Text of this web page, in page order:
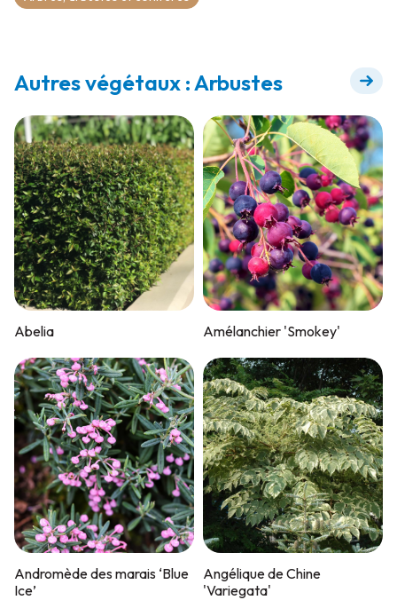
Autres végétaux : Arbustes
Abelia Amélanchier 'Smokey'
Andromède des marais ‘Blue
Ice’
Angélique de Chine
'Variegata'